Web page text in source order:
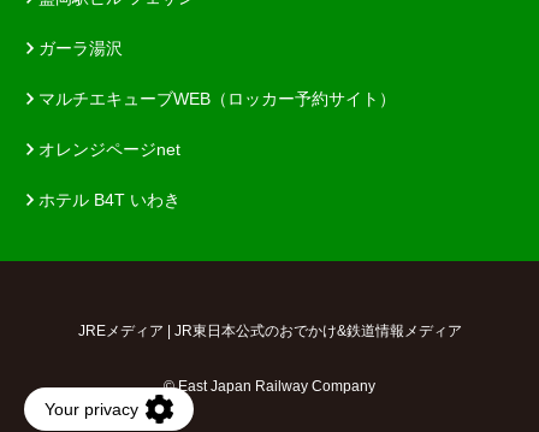
ガーラ湯沢
マルチエキューブWEB（ロッカー予約サイト）
オレンジページnet
ホテル B4T いわき
JREメディア | JR東日本公式のおでかけ&鉄道情報メディア
© East Japan Railway Company